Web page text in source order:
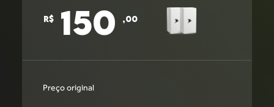
R$ 150 ,00
Preço original